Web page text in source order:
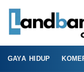
GAYA HIDUP